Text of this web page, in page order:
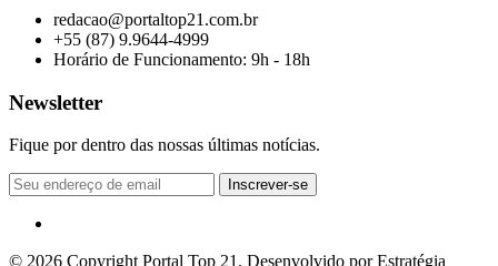
redacao@portaltop21.com.br
+55 (87) 9.9644-4999
Horário de Funcionamento: 9h - 18h
Newsletter
Fique por dentro das nossas últimas notícias.
© 2026 Copyright Portal Top 21. Desenvolvido por Estratégia